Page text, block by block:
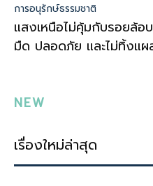
การอนุรักษ์ธรรมชาติ
แสงเหนือไม่คุ้มกับรอยล้อ
มืด ปลอดภัย และไม่ทิ้งแผ
NEW
เรื่องใหม่ล่าสุด